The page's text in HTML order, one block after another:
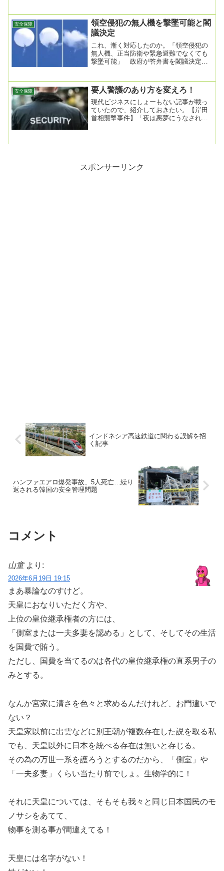
安全保障
領空侵犯の無人機を撃墜可能と閣
議決定
これ、漸く対応したのか。「領空侵犯の
無人機、正当防衛や緊急避難でなくても
撃墜可能」 政府が答弁書を閣議決定
安全保障 要人警護のあり方を変えろ！
現代ビジネスにしょーもない記事が載っ
ていたので、紹介しておきたい。【岸田
首相襲撃事件】「夜は悪夢にうなされ
スポンサーリンク
インドネシア高速鉄道に関わる誤解を招
く記事
ハンファエアロ爆発事故、5人死亡…繰り
返される韓国の安全管理問題
コメント
山童 より:
2026年6月19日 19:15
まあ暴論なのすけど。
天皇におなりいただく方や、
上位の皇位継承権者の方には、
「側室または一夫多妻を認める」として、そしてその生活
を国費で賄う。
ただし、国費を当てるのは各代の皇位継承権の直系男子の
みとする。
なんか宮家に清さを色々と求めるんだけれど、お門違いで
ない？
天皇家以前に出雲などに別王朝が複数存在した説を取る私
でも、天皇以外に日本を統べる存在は無いと存じる。
その為の万世一系を護ろうとするのだから、「側室」や
「一夫多妻」くらい当たり前でしょ。生物学的に！
それに天皇については、そもそも我々と同じ日本国民のモ
ノサシをあてて、
物事を測る事が間違えてる！
天皇には名字がない！